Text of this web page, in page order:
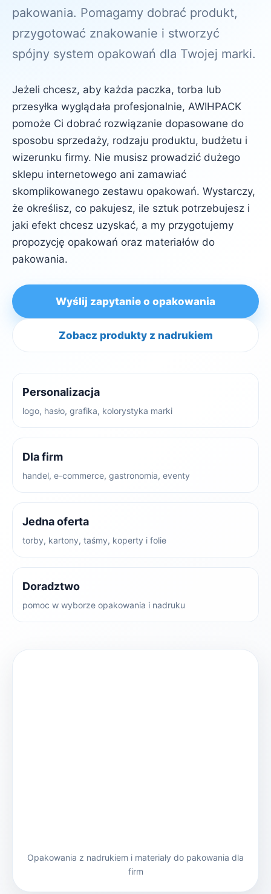
pakowania. Pomagamy dobrać produkt,
przygotować znakowanie i stworzyć
spójny system opakowań dla Twojej marki.
Jeżeli chcesz, aby każda paczka, torba lub
przesyłka wyglądała profesjonalnie, AWIHPACK
pomoże Ci dobrać rozwiązanie dopasowane do
sposobu sprzedaży, rodzaju produktu, budżetu i
wizerunku firmy. Nie musisz prowadzić dużego
sklepu internetowego ani zamawiać
skomplikowanego zestawu opakowań. Wystarczy,
że określisz, co pakujesz, ile sztuk potrzebujesz i
jaki efekt chcesz uzyskać, a my przygotujemy
propozycję opakowań oraz materiałów do
pakowania.
Wyślij zapytanie o opakowania
Zobacz produkty z nadrukiem
Personalizacja
logo, hasło, grafika, kolorystyka marki
Dla firm
handel, e-commerce, gastronomia, eventy
Jedna oferta
torby, kartony, taśmy, koperty i folie
Doradztwo
pomoc w wyborze opakowania i nadruku
Opakowania z nadrukiem i materiały do pakowania dla
firm